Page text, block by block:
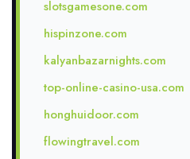
slotsgamesone.com
hispinzone.com
kalyanbazarnights.com
top-online-casino-usa.com
honghuidoor.com
flowingtravel.com